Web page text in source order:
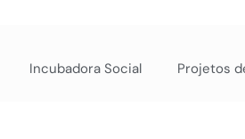
Incubadora Social Projetos